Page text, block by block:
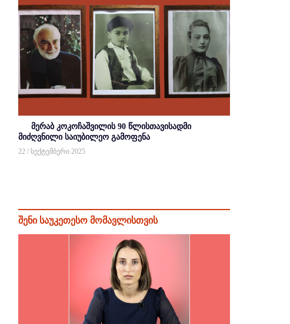
მერაბ კოკოჩაშვილის 90 წლისთავისადმი
მიძღვნილი საიუბილეო გამოფენა
22 / სექტემბერი 2025
შენი საუკეთესო მომავლისთვის